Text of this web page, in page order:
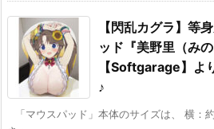
【閃乱カグラ】等
ッド『美野里（み
【Softgarage】よ
♪
「マウスパッド」本体のサイズは、 横